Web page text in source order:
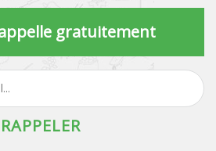
gratuitement